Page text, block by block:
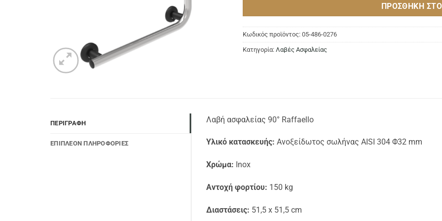
ΠΡΟΣΘΉΚΗ ΣΤΟ
Κωδικός προϊόντος: 05-486-0276
Κατηγορία: Λαβές Ασφαλείας
ΠΕΡΙΓΡΑΦΉ
ΕΠΙΠΛΈΟΝ ΠΛΗΡΟΦΟΡΊΕΣ
Λαβή ασφαλείας 90° Raffaello
Υλικό κατασκευής: Ανοξείδωτος σωλήνας AISI 304 Φ32 mm
Χρώμα: Inox
Αντοχή φορτίου: 150 kg
Διαστάσεις: 51,5 x 51,5 cm